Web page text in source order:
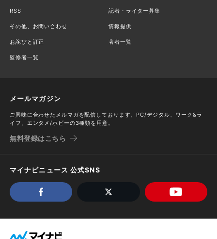
RSS 記者・ライター募集
その他、お問い合わせ 情報提供
お詫びと訂正 著者一覧
監修者一覧
メールマガジン
ご興味に合わせたメルマガを配信しております。PC/デジタル、ワーク&ラ
イフ、エンタメ/ホビーの3種類を用意。
無料登録はこちら
マイナビニュース 公式SNS